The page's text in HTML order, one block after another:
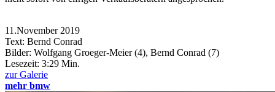
11.November 2019
Text: Bernd Conrad
Bilder: Wolfgang Groeger-Meier (4), Bernd Conrad (7)
Lesezeit: 3:29 Min.
zur Galerie
mehr bmw